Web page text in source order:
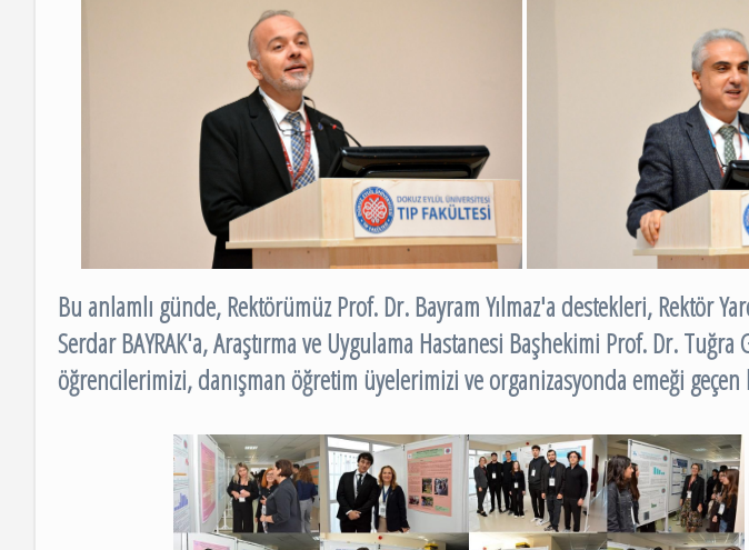
Bu anlamlı günde, Rektörümüz Prof. Dr. Bayram Yılmaz'a destekleri, Rektör
Serdar BAYRAK'a, Araştırma ve Uygulama Hastanesi Başhekimi Prof. Dr.
öğrencilerimizi, danışman öğretim üyelerimizi ve organizasyonda emeği